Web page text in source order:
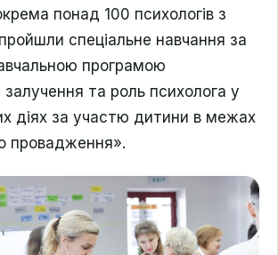
понад 100 психологів з
спеціальне навчання за
програмою
залучення та роль психолога у
діях за участю дитини в межах
провадження».